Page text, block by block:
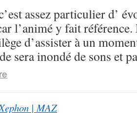
assez particulier d’
l’animé y fait
d’assister à un
sera inondé de sons et
| MAZ